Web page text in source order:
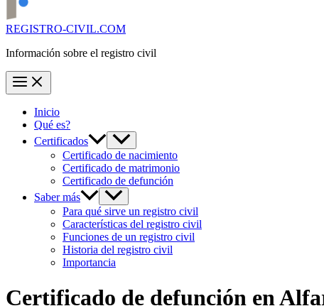
REGISTRO-CIVIL.COM
Información sobre el registro civil
Inicio
Qué es?
Certificados
Certificado de nacimiento
Certificado de matrimonio
Certificado de defunción
Saber más
Para qué sirve un registro civil
Características del registro civil
Funciones de un registro civil
Historia del registro civil
Importancia
Certificado de defunción en